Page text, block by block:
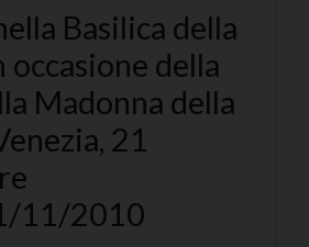
Basilica della
occasione della
Madonna della
21
11/2010